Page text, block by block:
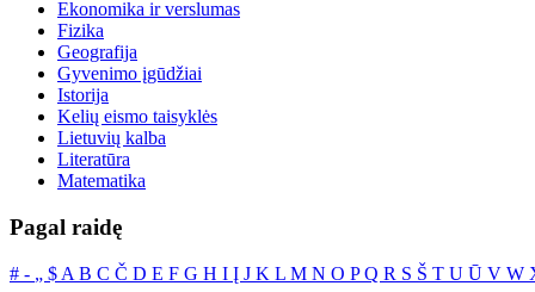
Ekonomika ir verslumas
Fizika
Geografija
Gyvenimo įgūdžiai
Istorija
Kelių eismo taisyklės
Lietuvių kalba
Literatūra
Matematika
Pagal raidę
# ‐ „ $ A B C Č D E F G H I Į J K L M N O PQ R S Š T U Ū V W